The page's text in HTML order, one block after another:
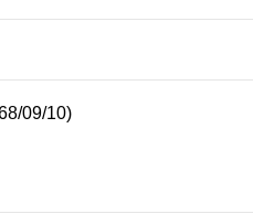
09/10)